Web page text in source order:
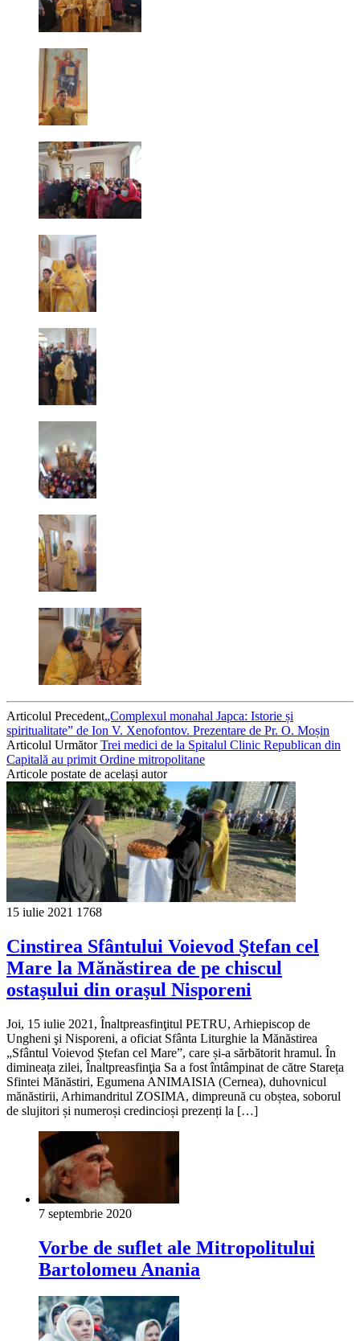
Articolul Precedent„Complexul monahal Japca: Istorie și
spiritualitate” de Ion V. Xenofontov. Prezentare de Pr. O. Moșin
Articolul UrmătorTrei medici de la Spitalul Clinic Republican din
Capitală au primit Ordine mitropolitane
Articole postate de același autor
15 iulie 2021 1768
Cinstirea Sfântului Voievod Ştefan cel
Mare la Mănăstirea de pe chiscul
ostaşului din oraşul Nisporeni
Joi, 15 iulie 2021, Înaltpreasfinţitul PETRU, Arhiepiscop de
Ungheni şi Nisporeni, a oficiat Sfânta Liturghie la Mănăstirea
„Sfântul Voievod Ștefan cel Mare”, care și-a sărbătorit hramul. În
dimineața zilei, Înaltpreasfinţia Sa a fost întâmpinat de către Stareța
Sfintei Mănăstiri, Egumena ANIMAISIA (Cernea), duhovnicul
mănăstirii, Arhimandritul ZOSIMA, dimpreună cu obștea, soborul
de slujitori și numeroși credincioși prezenți la […]
7 septembrie 2020
Vorbe de suflet ale Mitropolitului
Bartolomeu Anania